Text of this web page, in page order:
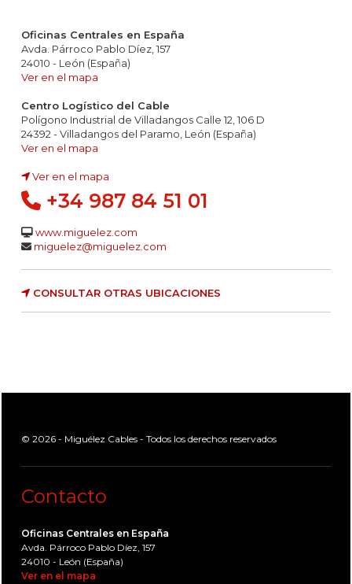
Oficinas Centrales en España
Avda. Párroco Pablo Díez, 157
24010 - León (España)
Ver en el mapa
Centro Logístico del Cable
Polígono Industrial de Villadangos Calle 12, 106 D
24392 - Villadangos del Paramo, León (España)
Ver en el mapa
Ver en el mapa
+34 987 84 51 01
www.miguelez.com
miguelez@miguelez.com
CONSULTAR OTRAS UBICACIONES
© 2026 - Miguélez Cables - Todos los derechos reservados
Contacto
Oficinas Centrales en España
Avda. Párroco Pablo Díez, 157
24010 - León (España)
Ver en el mapa